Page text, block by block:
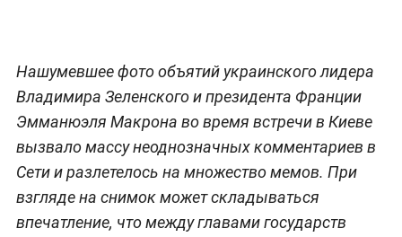
Нашумевшее фото объятий украинского лидера
Владимира Зеленского и президента Франции
Эмманюэля Макрона во время встречи в Киеве
вызвало массу неоднозначных комментариев в
Сети и разлетелось на множество мемов. При
взгляде на снимок может складываться
впечатление, что между главами государств